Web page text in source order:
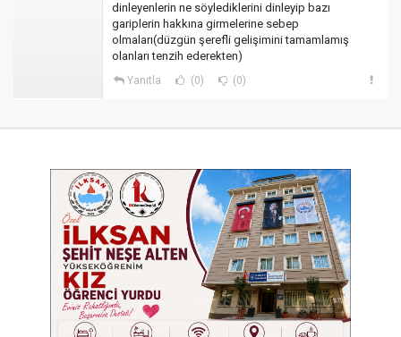
dinleyenlerin ne söylediklerini dinleyip bazı
gariplerin hakkına girmelerine sebep
olmaları(düzgün şerefli gelişimini tamamlamış
olanları tenzih ederekten)
Yanıtla (0) (0)